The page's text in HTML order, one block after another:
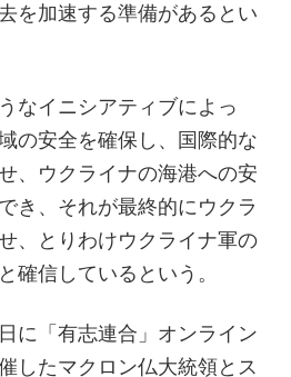
を加速する準備があるとい
なイニシアティブによっ
の安全を確保し、国際的な
、ウクライナの海港への安
き、それが最終的にウクラ
、とりわけウクライナ軍の
確信しているという。
に「有志連合」オンライン
したマクロン仏大統領とス